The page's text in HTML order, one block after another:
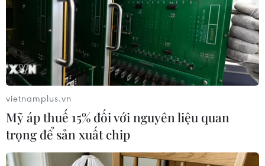
TIN LIÊN QUAN
vietnamplus.vn
Mỹ áp thuế 15% đối với nguyên liệu quan
trọng để sản xuất chip